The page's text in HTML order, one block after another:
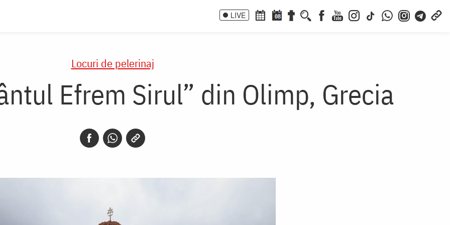
LIVE 08
Locuri de pelerinaj
Efrem Sirul” din Olimp, Grecia